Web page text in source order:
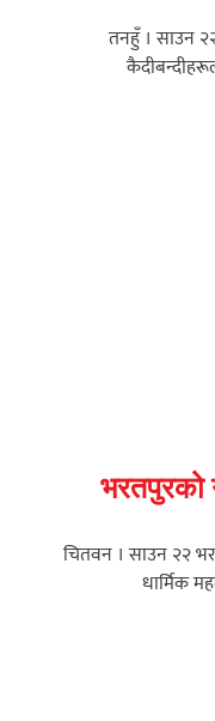
तनहुँ । साउन
चितवन । साउन २२
धार्मिक